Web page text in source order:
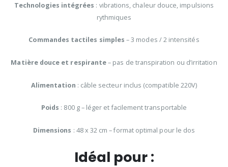
Technologies intégrées : vibrations, chaleur douce, impulsions
rythmiques
Commandes tactiles simples – 3 modes / 2 intensités
Matière douce et respirante– pas de transpiration ou d’irritation
Alimentation : câble secteur inclus (compatible 220V)
Poids : 800 g – léger et facilement transportable
Dimensions : 48 x 32 cm – format optimal pour le dos
Idéal pour :